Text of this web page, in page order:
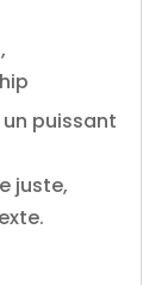
,
puissant
juste,